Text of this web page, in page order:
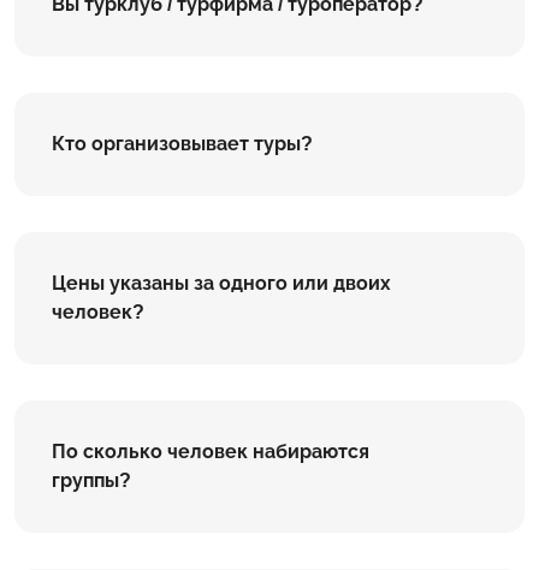
Вы турклуб / турфирма / туроператор?
Кто организовывает туры?
Цены указаны за одного или двоих
человек?
По сколько человек набираются
группы?